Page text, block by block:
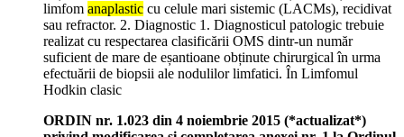
limfom anaplastic cu celule mari sistemic (LACMs), recidivat
sau refractor. 2. Diagnostic 1. Diagnosticul patologic trebuie
realizat cu respectarea clasificării OMS dintr-un număr
suficient de mare de eșantioane obținute chirurgical în urma
efectuării de biopsii ale nodulilor limfatici. În Limfomul
Hodkin clasic
ORDIN nr. 1.023 din 4 noiembrie 2015 (*actualizat*)